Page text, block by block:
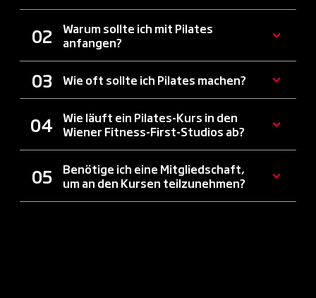
Warum sollte ich mit Pilates
anfangen?
Wie oft sollte ich Pilates machen?
Wie läuft ein Pilates-Kurs in den
Wiener Fitness-First-Studios ab?
Benötige ich eine Mitgliedschaft,
um an den Kursen teilzunehmen?